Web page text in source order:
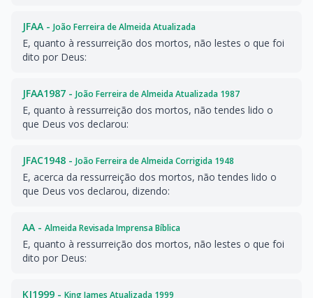
JFAA - João Ferreira de Almeida Atualizada
E, quanto à ressurreição dos mortos, não lestes o que foi
dito por Deus:
JFAA1987 - João Ferreira de Almeida Atualizada 1987
E, quanto à ressurreição dos mortos, não tendes lido o
que Deus vos declarou:
JFAC1948 - João Ferreira de Almeida Corrigida 1948
E, acerca da ressurreição dos mortos, não tendes lido o
que Deus vos declarou, dizendo:
AA - Almeida Revisada Imprensa Bíblica
E, quanto à ressurreição dos mortos, não lestes o que foi
dito por Deus:
KJ1999 - King James Atualizada 1999